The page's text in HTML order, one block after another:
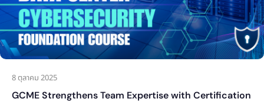
8 ตุลาคม 2025
GCME Strengthens Team Expertise with Certification